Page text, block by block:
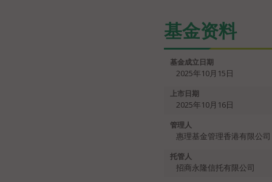
基金资料
基金成立日期
2025年10月15日
上市日期
2025年10月16日
管理人
惠理基金管理香港有限公司
托管人
招商永隆信托有限公司